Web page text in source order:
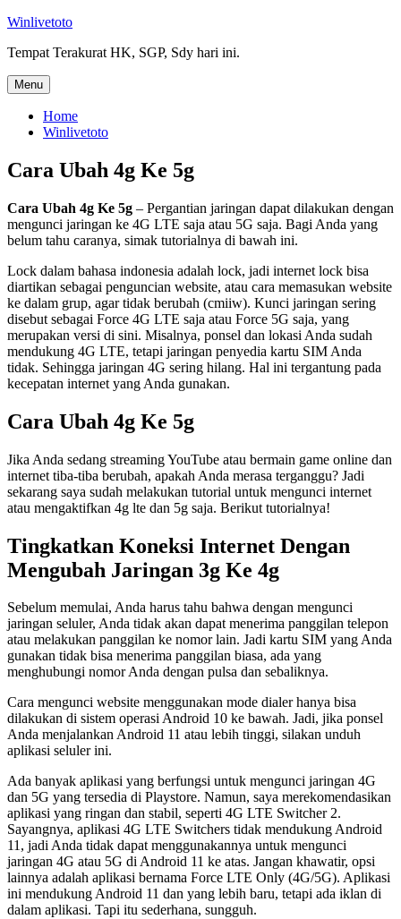
Skip
content
Winlivetoto
Tempat Terakurat HK, SGP, Sdy hari ini.
Menu
Home
Winlivetoto
Cara Ubah 4g Ke 5g
Cara Ubah 4g Ke 5g – Pergantian jaringan dapat dilakukan dengan
mengunci jaringan ke 4G LTE saja atau 5G saja. Bagi Anda yang
belum tahu caranya, simak tutorialnya di bawah ini.
Lock dalam bahasa indonesia adalah lock, jadi internet lock bisa
diartikan sebagai penguncian website, atau cara memasukan website
ke dalam grup, agar tidak berubah (cmiiw). Kunci jaringan sering
disebut sebagai Force 4G LTE saja atau Force 5G saja, yang
merupakan versi di sini. Misalnya, ponsel dan lokasi Anda sudah
mendukung 4G LTE, tetapi jaringan penyedia kartu SIM Anda
tidak. Sehingga jaringan 4G sering hilang. Hal ini tergantung pada
kecepatan internet yang Anda gunakan.
Cara Ubah 4g Ke 5g
Jika Anda sedang streaming YouTube atau bermain game online dan
internet tiba-tiba berubah, apakah Anda merasa terganggu? Jadi
sekarang saya sudah melakukan tutorial untuk mengunci internet
atau mengaktifkan 4g lte dan 5g saja. Berikut tutorialnya!
Tingkatkan Koneksi Internet Dengan
Mengubah Jaringan 3g Ke 4g
Sebelum memulai, Anda harus tahu bahwa dengan mengunci
jaringan seluler, Anda tidak akan dapat menerima panggilan telepon
atau melakukan panggilan ke nomor lain. Jadi kartu SIM yang Anda
gunakan tidak bisa menerima panggilan biasa, ada yang
menghubungi nomor Anda dengan pulsa dan sebaliknya.
Cara mengunci website menggunakan mode dialer hanya bisa
dilakukan di sistem operasi Android 10 ke bawah. Jadi, jika ponsel
Anda menjalankan Android 11 atau lebih tinggi, silakan unduh
aplikasi seluler ini.
Ada banyak aplikasi yang berfungsi untuk mengunci jaringan 4G
dan 5G yang tersedia di Playstore. Namun, saya merekomendasikan
aplikasi yang ringan dan stabil, seperti 4G LTE Switcher 2.
Sayangnya, aplikasi 4G LTE Switchers tidak mendukung Android
11, jadi Anda tidak dapat menggunakannya untuk mengunci
jaringan 4G atau 5G di Android 11 ke atas. Jangan khawatir, opsi
lainnya adalah aplikasi bernama Force LTE Only (4G/5G). Aplikasi
ini mendukung Android 11 dan yang lebih baru, tetapi ada iklan di
dalam aplikasi. Tapi itu sederhana, sungguh.